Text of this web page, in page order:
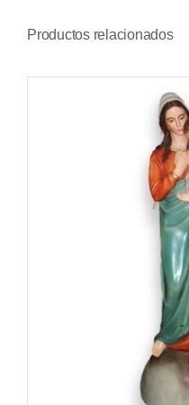
Productos relacionados